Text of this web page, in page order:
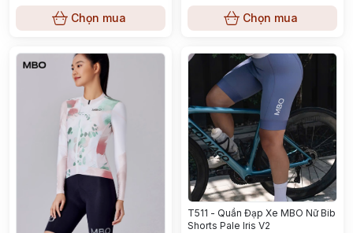
Chọn mua Chọn mua
T511 - Quần Đạp Xe MBO Nữ Bib
Shorts Pale Iris V2